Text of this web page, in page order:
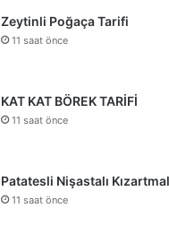
Zeytinli Poğaça Tarifi
11 saat önce
KAT KAT BÖREK TARİFİ
11 saat önce
Patatesli Nişastalı
11 saat önce